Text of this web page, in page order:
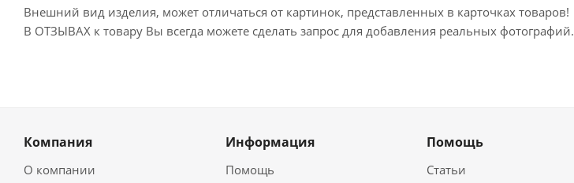
Внешний вид изделия, может отличаться от картинок, представленных в карточках товаров!
В ОТЗЫВАХ к товару Вы всегда можете сделать запрос для добавления реальных фотографий.
Компания
О компании
Информация
Помощь
Помощь
Статьи